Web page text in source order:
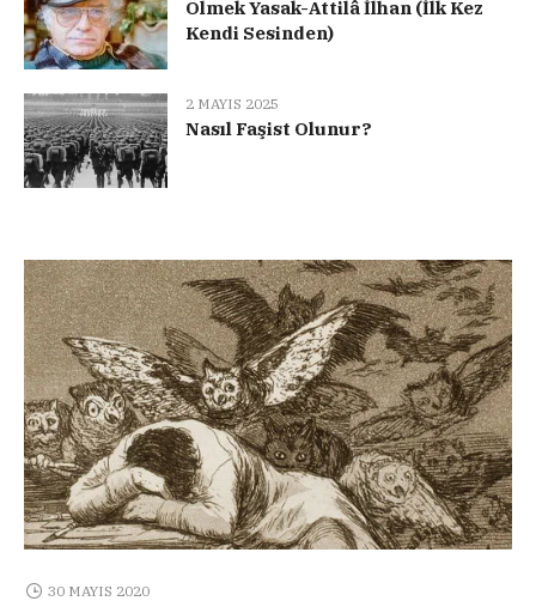
Ölmek Yasak-Attilâ İlhan (İlk Kez
Kendi Sesinden)
2 MAYIS 2025
Nasıl Faşist Olunur?
30 MAYIS 2020